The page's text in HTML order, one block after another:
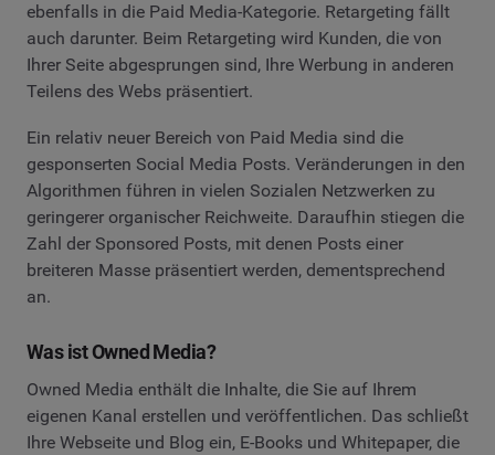
ebenfalls in die Paid Media-Kategorie. Retargeting fällt
auch darunter. Beim Retargeting wird Kunden, die von
Ihrer Seite abgesprungen sind, Ihre Werbung in anderen
Teilens des Webs präsentiert.
Ein relativ neuer Bereich von Paid Media sind die
gesponserten Social Media Posts. Veränderungen in den
Algorithmen führen in vielen Sozialen Netzwerken zu
geringerer organischer Reichweite. Daraufhin stiegen die
Zahl der Sponsored Posts, mit denen Posts einer
breiteren Masse präsentiert werden, dementsprechend
an.
Was ist Owned Media?
Owned Media enthält die Inhalte, die Sie auf Ihrem
eigenen Kanal erstellen und veröffentlichen. Das schließt
Ihre Webseite und Blog ein, E-Books und Whitepaper, die